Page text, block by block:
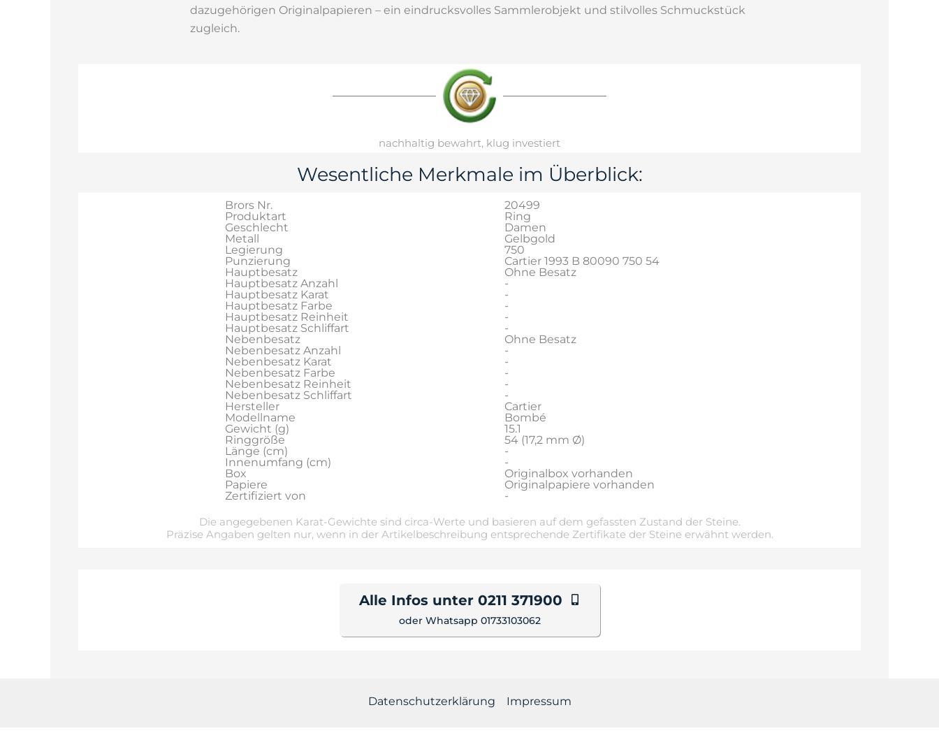
dazugehörigen Originalpapieren – ein eindrucksvolles Sammlerobjekt und stilvolles Schmuckstück
zugleich.
nachhaltig bewahrt, klug investiert
Wesentliche Merkmale im Überblick:
Brors Nr.
20499
Produktart
Ring
Geschlecht
Damen
Metall
Gelbgold
Legierung
750
Punzierung
Cartier 1993 B 80090 750 54
Hauptbesatz
Ohne Besatz
Hauptbesatz Anzahl
-
Hauptbesatz Karat
-
Hauptbesatz Farbe
-
Hauptbesatz Reinheit
-
Hauptbesatz Schliffart
-
Nebenbesatz
Ohne Besatz
Nebenbesatz Anzahl
-
Nebenbesatz Karat
-
Nebenbesatz Farbe
-
Nebenbesatz Reinheit
-
Nebenbesatz Schliffart
-
Hersteller
Cartier
Modellname
Bombé
Gewicht (g)
15.1
Ringgröße
54 (17,2 mm Ø)
Länge (cm)
-
Innenumfang (cm)
-
Box
Originalbox vorhanden
Papiere
Originalpapiere vorhanden
Zertifiziert von
-
Die angegebenen Karat-Gewichte sind circa-Werte und basieren auf dem gefassten Zustand der Steine.
Präzise Angaben gelten nur, wenn in der Artikelbeschreibung entsprechende Zertifikate der Steine erwähnt werden.
Alle Infos unter 0211 371900
oder Whatsapp 01733103062
Datenschutzerklärung Impressum